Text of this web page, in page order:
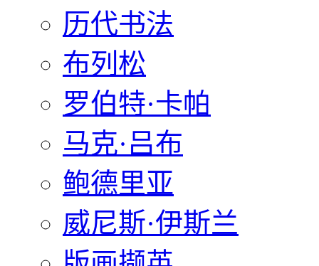
历代书法
布列松
罗伯特·卡帕
马克·吕布
鲍德里亚
威尼斯·伊斯兰